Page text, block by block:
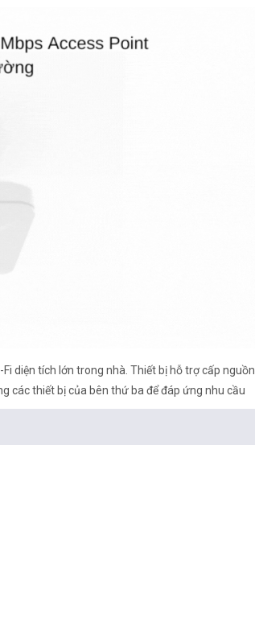
diện tích lớn trong nhà. Thiết bị hỗ trợ cấp nguồn
các thiết bị của bên thứ ba để đáp ứng nhu cầu